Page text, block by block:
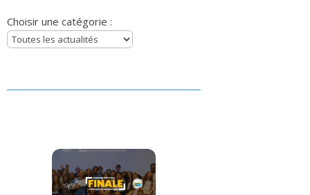
Choisir une catégorie :